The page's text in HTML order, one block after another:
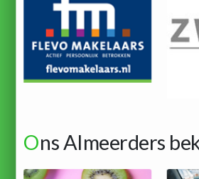
Ons Almeerders